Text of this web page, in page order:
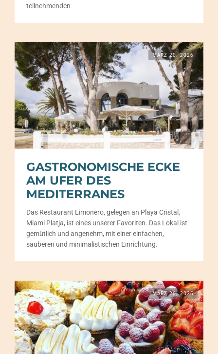
teilnehmenden
MÄRZ 20, 2026
GASTRONOMISCHE ECKE
AM UFER DES
MEDITERRANES
Das Restaurant Limonero, gelegen an Playa Cristal,
Miami Platja, ist eines unserer Favoriten. Das Lokal ist
gemütlich und angenehm, mit einer einfachen,
sauberen und minimalistischen Einrichtung.
MÄRZ 20, 2026